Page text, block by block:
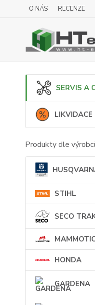
O NÁS RECENZE
SERVIS A
Produkty dle
STIHL
SECO
HONDA
GARDENA